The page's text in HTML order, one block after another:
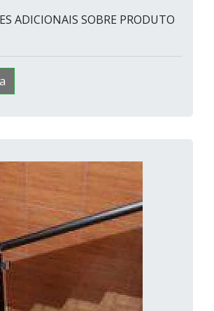
ADICIONAIS SOBRE PRODUTO